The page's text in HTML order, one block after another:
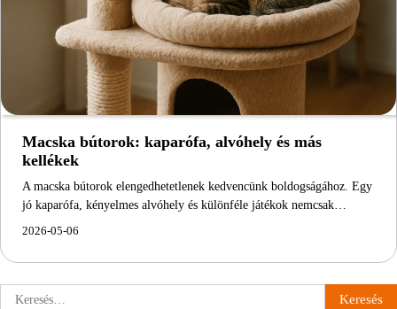
Macska bútorok: kaparófa, alvóhely és más
kellékek
A macska bútorok elengedhetetlenek kedvencünk boldogságához. Egy
jó kaparófa, kényelmes alvóhely és különféle játékok nemcsak…
2026-05-06
Keresés: